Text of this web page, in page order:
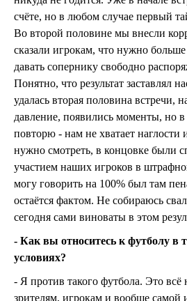
счёте, но в любом случае первый
Во второй половине мы внесли
сказали игрокам, что нужно
давать сопернику свободно
Понятно, что результат заставлял
удалась вторая половина встречи,
давление, появились моменты, но в
повторю - нам не хватает наглости
нужно смотреть, в концовке были
участием наших игроков в
могу говорить на 100% был там
остаётся фактом. Не собираюсь
сегодня сами виноваты в этом
- Как вы относитесь к футболу в
условиях?
- Я против такого футбола. Это всё
зрителям, игрокам и вообще самой